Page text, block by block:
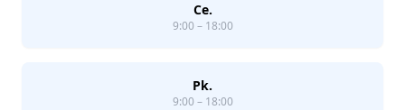
Ce.
9:00 – 18:00
Pk.
9:00 – 18:00